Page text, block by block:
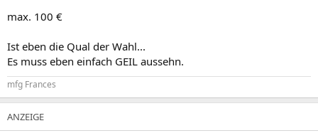
max. 100 €
Ist eben die Qual der Wahl...
Es muss eben einfach GEIL aussehn.
mfg Frances